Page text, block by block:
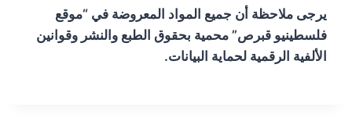
يرجى ملاحظة أن جميع المواد المعروضة في “موقع
فلسطينيو قبرص” محمية بحقوق الطبع والنشر وقوانين
الألفية الرقمية لحماية البيانات.